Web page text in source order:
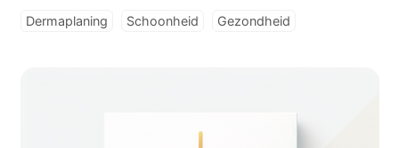
Dermaplaning Schoonheid Gezondheid